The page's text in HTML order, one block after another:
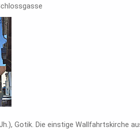
Gotik. Die einstige Wallfahrtskirche